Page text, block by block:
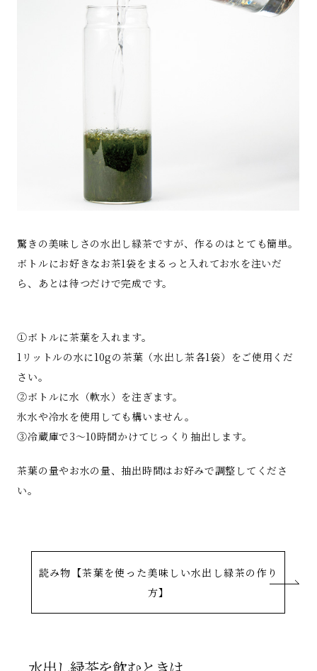
驚きの美味しさの水出し緑茶ですが、作るのはとても簡単。
ボトルにお好きなお茶1袋をまるっと入れてお水を注いだ
ら、あとは待つだけで完成です。
①ボトルに茶葉を入れます。
1リットルの水に10gの茶葉（水出し茶各1袋）をご使用くだ
さい。
②ボトルに水（軟水）を注ぎます。
氷水や冷水を使用しても構いません。
③冷蔵庫で3～10時間かけてじっくり抽出します。
茶葉の量やお水の量、抽出時間はお好みで調整してくださ
い。
読み物【茶葉を使った美味しい水出し緑茶の作り
方】